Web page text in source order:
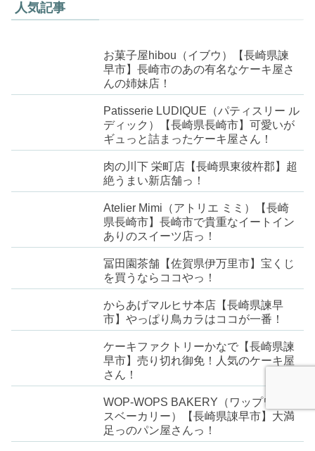
人気記事
お菓子屋hibou（イブウ）【長崎県諫
早市】長崎市のあの有名なケーキ屋さ
んの姉妹店！
Patisserie LUDIQUE（パティスリー ル
ディック）【長崎県長崎市】可愛いが
ギュっと詰まったケーキ屋さん！
肉の川下 栄町店【長崎県東彼杵郡】超
絶うまい新店舗っ！
Atelier Mimi（アトリエ ミミ）【長崎
県長崎市】長崎市で貴重なイートイン
ありのスイーツ店っ！
冨田園茶舗【佐賀県伊万里市】宝くじ
を買うならココやっ！
からあげマルヒサ本店【長崎県諫早
市】やっぱり鳥カラはココが一番！
ケーキファクトリーかなで【長崎県諫
早市】売り切れ御免！人気のケーキ屋
さん！
WOP-WOPS BAKERY（ワップワップ
スベーカリー）【長崎県諌早市】大満
足っのパン屋さんっ！